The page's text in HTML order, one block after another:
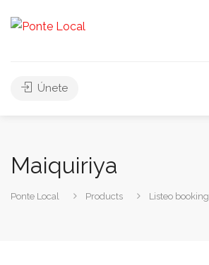
Únete
Maiquiriya
Ponte Local Products Listeo booking